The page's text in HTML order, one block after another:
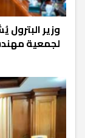
وزير البترول
لجمعية